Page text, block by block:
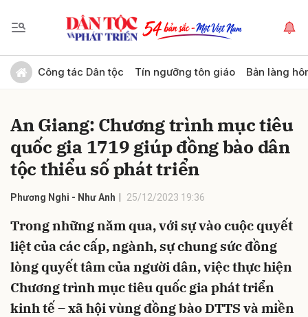
Công tác Dân tộc Tín ngưỡng tôn giáo Bản làng
An Giang: Chương trình mục tiêu
quốc gia 1719 giúp đồng bào dân
tộc thiểu số phát triển
Phương Nghi - Như Anh 25/12/2023 19:36
Trong những năm qua, với sự vào cuộc quyết
liệt của các cấp, ngành, sự chung sức đồng
lòng quyết tâm của người dân, việc thực hiện
Chương trình mục tiêu quốc gia phát triển
kinh tế – xã hội vùng đồng bào DTTS và miền
Gửi bình luận